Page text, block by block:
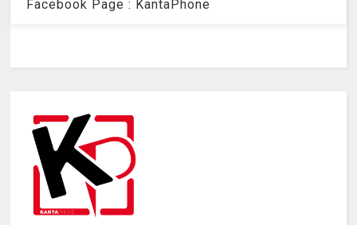
Facebook Page : KantaPhone